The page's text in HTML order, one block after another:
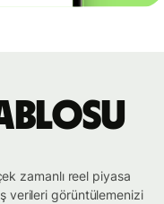
zamanlı reel piyasa
verileri görüntülemenizi